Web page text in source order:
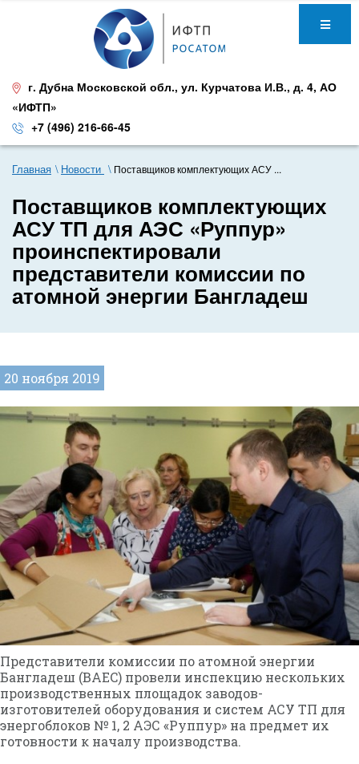
г. Дубна Московской обл., ул. Курчатова И.В., д. 4, АО
«ИФТП»
+7 (496) 216-66-45
Главная Новости Поставщиков комплектующих АСУ ...
Поставщиков комплектующих
АСУ ТП для АЭС «Руппур»
проинспектировали
представители комиссии по
атомной энергии Бангладеш
20 ноября 2019
Представители комиссии по атомной энергии
Бангладеш (BAEC) провели инспекцию нескольких
производственных площадок заводов-
изготовителей оборудования и систем АСУ ТП для
энергоблоков № 1, 2 АЭС «Руппур» на предмет их
готовности к началу производства.